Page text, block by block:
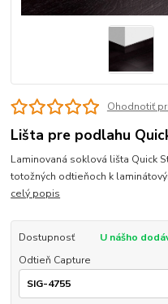
Ohodnotiť
Lišta pre podlahu
Laminovaná soklová lišta Quick
totožných odtieňoch k
celý popis
Dostupnosť
U nášho
Odtieň Capture